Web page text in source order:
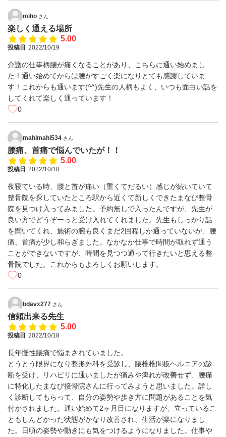
miho さん
楽しく通える場所
5.00
投稿日 2022/10/19
介護の仕事柄腰が痛くなることがあり、こちらに通い始めまし
た！通い始めてからは腰がすごく楽になりとても感謝していま
す！これからも通います(^^)先生の人柄もよく、いつも面白い話を
してくれて楽しく通っています！
0
mahimahi534 さん
腰痛、首痛で悩んでいたが！！
5.00
投稿日 2022/10/18
夜寝ている時、腰と首が痛い（重くてだるい）感じが続いていて
整骨院を探していたところ駅から近くて新しくできたまなび整骨
院を見つけ入ってみました。予約無しで入ったんですが、先生が
良い方でどうぞーっと受け入れてくれました。先生もしっかり話
を聞いてくれ、施術の腕も良くまだ2回程しか通っていないが、腰
痛、首痛が少し和らぎました。なかなか仕事で時間が取れず通う
ことができないですが、時間を見つつ通って行きたいと思える整
骨院でした。これからもよろしくお願いします。
0
bdavx277 さん
信頼出来る先生
5.00
投稿日 2022/10/18
長年慢性腰痛で悩まされていました。
とうとう限界になり整形外科を受診し、腰椎椎間板ヘルニアの診
断を受け、リハビリに通いましたが痛みや痺れが改善せず、腰痛
に特化したまなび接骨院さんに行ってみようと思いました。詳し
く診断してもらって、自分の姿勢や歩き方に問題があることを気
付かされました。通い始めて2ヶ月目になりますが、立っているこ
ともしんどかった状態がかなり改善され、生活が楽になりまし
た。日頃の姿勢や動きにも気をつけるようになりました。仕事や